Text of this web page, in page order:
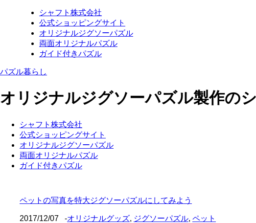
シャフト株式会社
公式ショッピングサイト
オリジナルジグソーパズル
両面オリジナルパズル
ガイド付きパズル
パズル暮らし
オリジナルジグソーパズル製作の
シャフト株式会社
公式ショッピングサイト
オリジナルジグソーパズル
両面オリジナルパズル
ガイド付きパズル
ペットの写真を特大ジグソーパズルにしてみよう
2017/12/07 -オリジナルグッズ, ジグソーパズル, ペット